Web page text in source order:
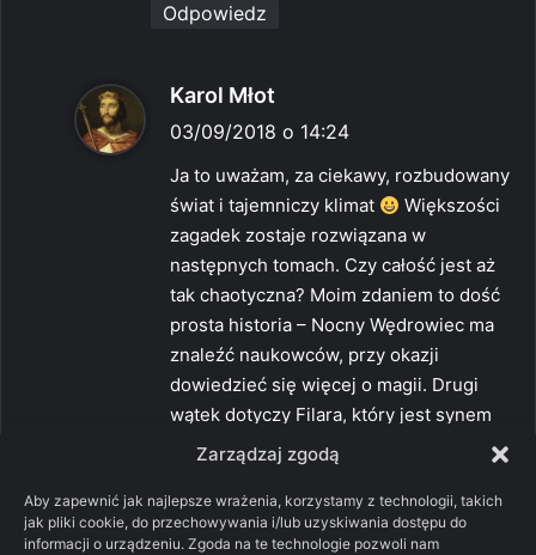
Zarządzaj zgodą
Aby zapewnić jak najlepsze wrażenia, korzystamy z technologii, takich
jak pliki cookie, do przechowywania i/lub uzyskiwania dostępu do
informacji o urządzeniu. Zgoda na te technologie pozwoli nam
Odpowiedz
Karol Młot
e
:
03/09/2018 o 14:24
Ja to uważam, za ciekawy, rozbudowany
świat i tajemniczy klimat
Większości
zagadek zostaje rozwiązana w
następnych tomach. Czy całość jest aż
tak chaotyczna? Moim zdaniem to dość
prosta historia – Nocny Wędrowiec ma
znaleźć naukowców, przy okazji
dowiedzieć się więcej o magii. Drugi
wątek dotyczy Filara, który jest synem
władcy w potężnym i odległym imperium
o magii prawie nic się nie dowiadujemy,
to reszta nie jest trudna do ogarnięcia.